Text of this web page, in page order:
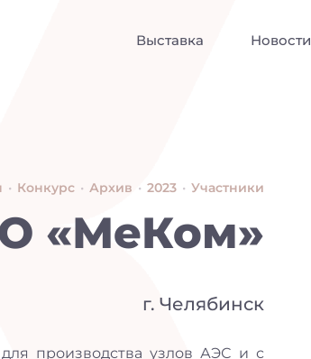
Новости
Выставка
Участники
•
2023
•
Архив
•
Конкурс
•
«МеКом»
г. Челябинск
производства узлов АЭС и с